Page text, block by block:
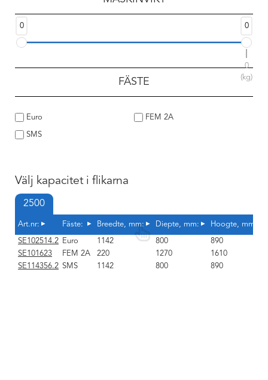
0 0
0
(kg)
FÄSTE
Euro FEM 2A
SMS
Välj kapacitet i flikarna
2500
Art.nr: Fäste: Breedte, mm: Diepte, mm: Hoogte, mm:
SE102514.2 Euro 1142 800
890
SE101623
FEM 2A 220 1270
1610
SE114356.2 SMS 1142 800 890